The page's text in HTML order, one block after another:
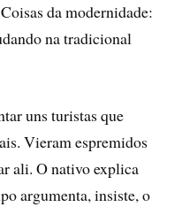
da modernidade:
na tradicional
uns turistas que
Vieram espremidos
ali. O nativo explica
argumenta, insiste, o